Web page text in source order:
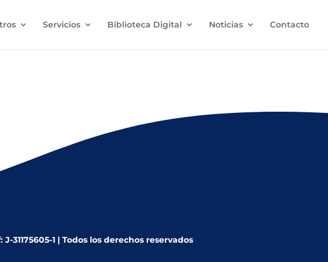
Servicios Biblioteca Digital Noticias Contacto
31175605-1 | Todos los derechos reservados